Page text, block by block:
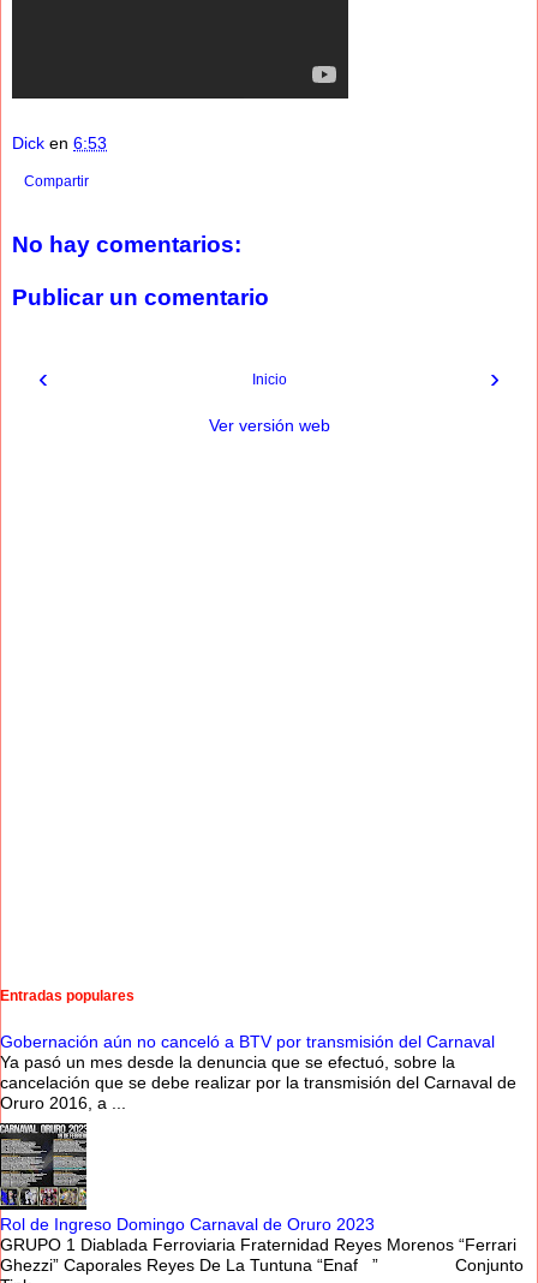
Dick en 6:53
Compartir
No hay comentarios:
Publicar un comentario
‹ ›
Inicio
Ver versión web
Entradas populares
Gobernación aún no canceló a BTV por transmisión del Carnaval
Ya pasó un mes desde la denuncia que se efectuó, sobre la
cancelación que se debe realizar por la transmisión del Carnaval de
Oruro 2016, a ...
Rol de Ingreso Domingo Carnaval de Oruro 2023
GRUPO 1 Diablada Ferroviaria Fraternidad Reyes Morenos “Ferrari
Ghezzi” Caporales Reyes De La Tuntuna “Enaf ” Conjunto